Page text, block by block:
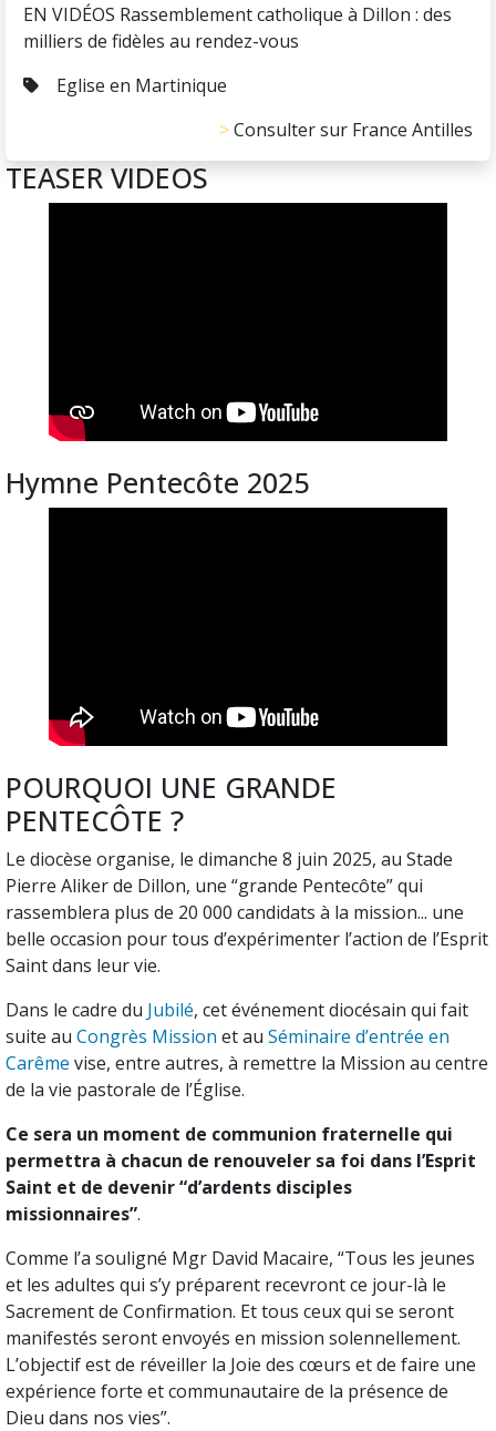
EN VIDÉOS Rassemblement catholique à Dillon : des
milliers de fidèles au rendez-vous
Eglise en Martinique
Consulter sur France Antilles
TEASER VIDEOS
Hymne Pentecôte 2025
POURQUOI UNE GRANDE
PENTECÔTE ?
Le diocèse organise, le dimanche 8 juin 2025, au Stade
Pierre Aliker de Dillon, une “grande Pentecôte” qui
rassemblera plus de 20 000 candidats à la mission... une
belle occasion pour tous d’expérimenter l’action de l’Esprit
Saint dans leur vie.
Dans le cadre du Jubilé, cet événement diocésain qui fait
suite au Congrès Mission et au Séminaire d’entrée en
Carême vise, entre autres, à remettre la Mission au centre
de la vie pastorale de l’Église.
Ce sera un moment de communion fraternelle qui
permettra à chacun de renouveler sa foi dans l’Esprit
Saint et de devenir “d’ardents disciples
missionnaires”.
Comme l’a souligné Mgr David Macaire, “Tous les jeunes
et les adultes qui s’y préparent recevront ce jour-là le
Sacrement de Confirmation. Et tous ceux qui se seront
manifestés seront envoyés en mission solennellement.
L’objectif est de réveiller la Joie des cœurs et de faire une
expérience forte et communautaire de la présence de
Dieu dans nos vies”.